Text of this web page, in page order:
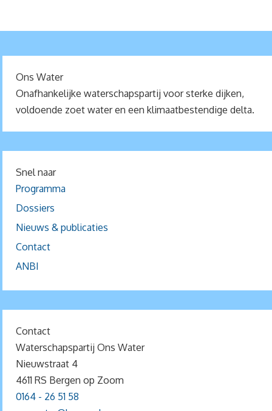
Ons Water
Onafhankelijke waterschapspartij voor sterke dijken,
voldoende zoet water en een klimaatbestendige delta.
Snel naar
Programma
Dossiers
Nieuws & publicaties
Contact
ANBI
Contact
Waterschapspartij Ons Water
Nieuwstraat 4
4611 RS Bergen op Zoom
0164 - 26 51 58